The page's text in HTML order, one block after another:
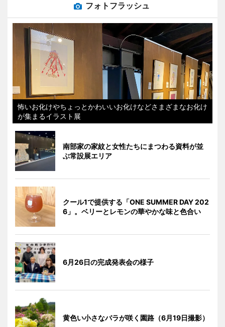
フォトフラッシュ
怖いお化けやちょっとかわいいお化けなどさまざまなお化け
が集まるイラスト展
南部家の家紋と女性たちにまつわる資料が並
ぶ常設展エリア
クール1で提供する「ONE SUMMER DAY 202
6」。ベリーとレモンの華やかな味と色合い
6月26日の完成発表会の様子
黄色い小さなバラが咲く園路（6月19日撮影）